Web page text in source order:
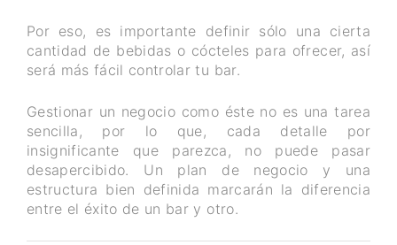
Por eso, es importante definir sólo una cierta
cantidad de bebidas o cócteles para ofrecer, así
será más fácil controlar tu bar.
Gestionar un negocio como éste no es una tarea
sencilla, por lo que, cada detalle por
insignificante que parezca, no puede pasar
desapercibido. Un plan de negocio y una
estructura bien definida marcarán la diferencia
entre el éxito de un bar y otro.